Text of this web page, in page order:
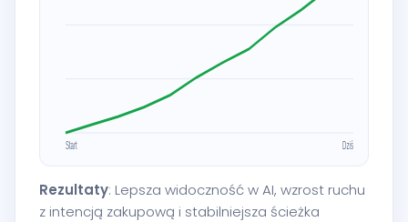
Rezultaty: Lepsza widoczność w AI, wzrost ruchu
z intencją zakupową i stabilniejsza ścieżka